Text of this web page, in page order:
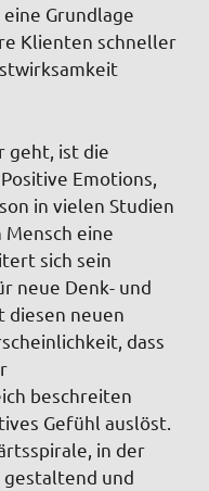
Grundlage
Klienten schneller
geht, ist die
Emotions,
in vielen Studien
eine
sich sein
neue Denk- und
diesen neuen
dass
beschreiten
Gefühl auslöst.
in der
gestaltend und